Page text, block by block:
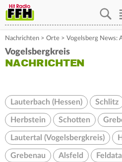
Nachrichten > Orte > Vogelsberg News:
Vogelsbergkreis
NACHRICHTEN
Lauterbach (Hessen) Schlitz
Herbstein Schotten
Lautertal (Vogelsbergkreis)
Grebenau Alsfeld Feldatal